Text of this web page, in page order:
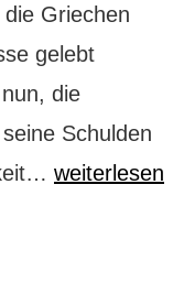
Griechen
gelebt
die
Schulden
Athen:
weiterlesen